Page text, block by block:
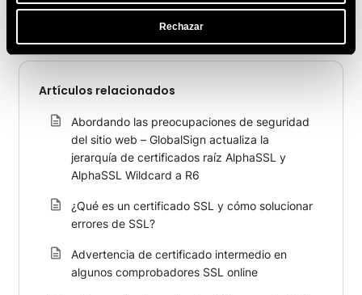
Rechazar
Artículos relacionados
Abordando las preocupaciones de seguridad
del sitio web – GlobalSign actualiza la
jerarquía de certificados raíz AlphaSSL y
AlphaSSL Wildcard a R6
¿Qué es un certificado SSL y cómo solucionar
errores de SSL?
Advertencia de certificado intermedio en
algunos comprobadores SSL online